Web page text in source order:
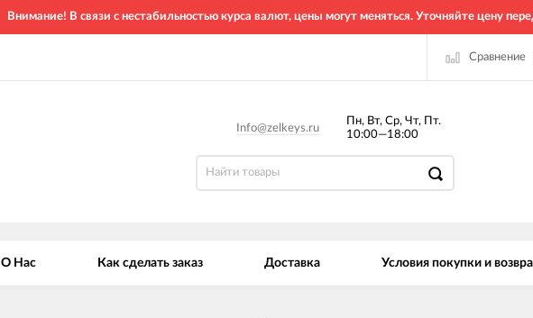
Внимание! В связи с нестабильностью курса валют, цены могут меняться. Уточняйте цену
Сравнение
Info@zelkeys.ru
Пн, Вт, Ср, Чт, Пт.
10:00—18:00
О Нас Как сделать заказ Доставка Условия покупки и